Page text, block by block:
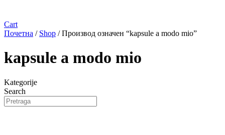
Cart
Почетна / Shop / Производ oзначен “kapsule a modo mio”
kapsule a modo mio
Kategorije
Search